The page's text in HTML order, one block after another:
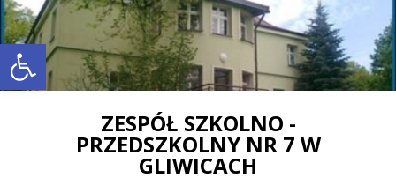
Otwórz pasek narzędzi
ZESPÓŁ SZKOLNO -
PRZEDSZKOLNY NR 7 W
GLIWICACH